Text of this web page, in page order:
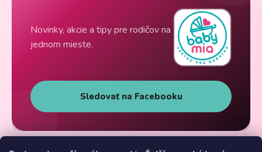
Novinky, akcie a tipy pre rodičov na
jednom mieste.
Sledovať na Facebooku